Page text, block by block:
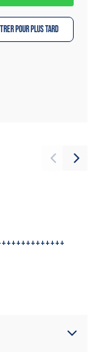
pour plus tard